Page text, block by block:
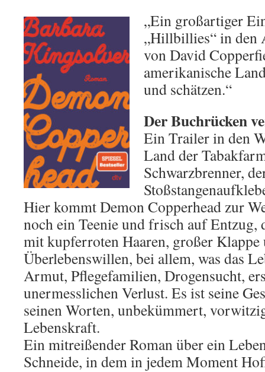
„Ein großartiger
„Hillbillies“ in den
von David
amerikanische
und schätzen.“
Der Buchrücken
Ein Trailer in den
Land der
Schwarzbrenner,
Hier kommt Demon Copperhead zur
noch ein Teenie und frisch auf Entzug,
mit kupferroten Haaren, großer Klappe
Überlebenswillen, bei allem, was das
Armut, Pflegefamilien, Drogensucht,
unermesslichen Verlust. Es ist seine
seinen Worten, unbekümmert,
Lebenskraft.
Ein mitreißender Roman über ein
Schneide, in dem in jedem Moment